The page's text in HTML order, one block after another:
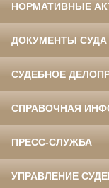
НОРМАТИВНЫЕ
ДОКУМЕНТЫ СУДА
СУДЕБНОЕ
СПРАВОЧНАЯ
ПРЕСС-СЛУЖБА
УПРАВЛЕНИЕ